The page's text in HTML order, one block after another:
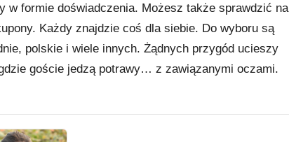
w formie doświadczenia. Możesz także sprawdzić na
Każdy znajdzie coś dla siebie. Do wyboru są
polskie i wiele innych. Żądnych przygód ucieszy
goście jedzą potrawy… z zawiązanymi oczami.